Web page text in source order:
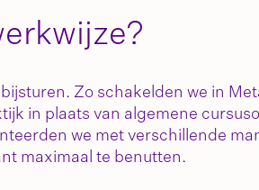
bijsturen. Zo schakelden we in
in plaats van algemene
we met verschillende
maximaal te benutten.